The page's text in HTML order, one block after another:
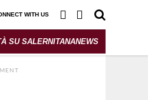
WITH US
SU SALERNITANANEWS